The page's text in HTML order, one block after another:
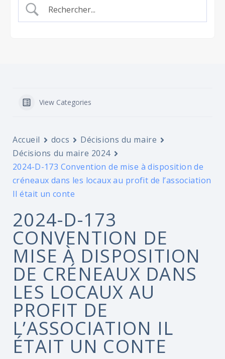
View Categories
Accueil docs
Décisions du maire
Décisions du maire 2024
2024-D-173 Convention de mise à disposition de
créneaux dans les locaux au profit de l’association
Il était un conte
2024-D-173
CONVENTION DE
MISE À DISPOSITION
DE CRÉNEAUX DANS
LES LOCAUX AU
PROFIT DE
L’ASSOCIATION IL
ÉTAIT UN CONTE